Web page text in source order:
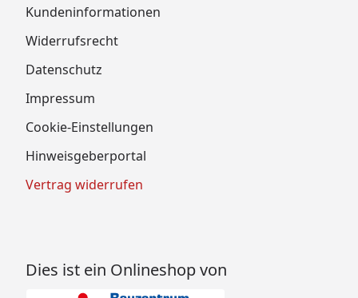
Kundeninformationen
Widerrufsrecht
Datenschutz
Impressum
Cookie-Einstellungen
Hinweisgeberportal
Vertrag widerrufen
Dies ist ein Onlineshop von